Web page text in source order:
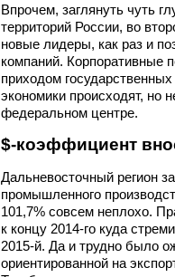
Впрочем, заглянуть чуть
территорий России, во
новые лидеры, как раз и
компаний. Корпоративные
приходом
экономики происходят, но
федеральном центре.
$-коэффициент
Дальневосточный регион
промышленного
101,7% совсем неплохо.
к концу 2014-го куда
2015-й. Да и трудно было
ориентированной на